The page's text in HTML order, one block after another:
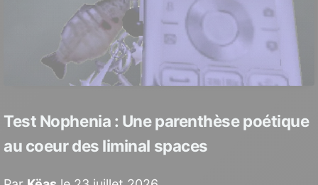
🖱️ Point and Click 🧩 Puzzle
💀 Roguelike 🔄 Roguelite
📐 RPG tactique ⏳ RPG tour par tour
Test Nophenia : Une parenthèse poétique
au coeur des liminal spaces